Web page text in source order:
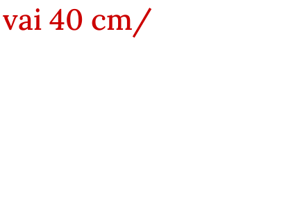
40 cm/